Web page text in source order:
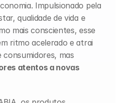
Impulsionado pela
qualidade de vida e
mais conscientes, esse
ritmo acelerado e atrai
consumidores, mas
atentos a novas